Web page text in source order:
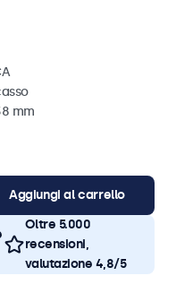
mm
Aggiungi al carrello
Oltre 5.000
recensioni,
valutazione 4,8/5